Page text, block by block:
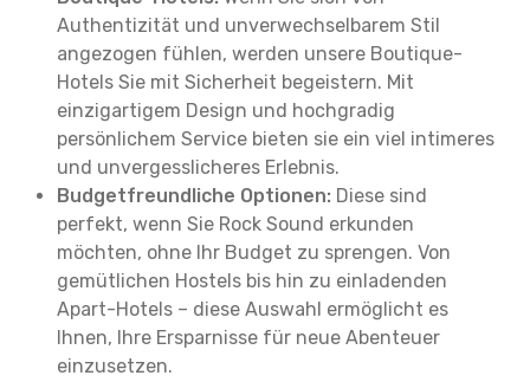
Authentizität und unverwechselbarem Stil
angezogen fühlen, werden unsere Boutique-
Hotels Sie mit Sicherheit begeistern. Mit
einzigartigem Design und hochgradig
persönlichem Service bieten sie ein viel intimeres
und unvergesslicheres Erlebnis.
Budgetfreundliche Optionen: Diese sind
perfekt, wenn Sie Rock Sound erkunden
möchten, ohne Ihr Budget zu sprengen. Von
gemütlichen Hostels bis hin zu einladenden
Apart-Hotels – diese Auswahl ermöglicht es
Ihnen, Ihre Ersparnisse für neue Abenteuer
einzusetzen.